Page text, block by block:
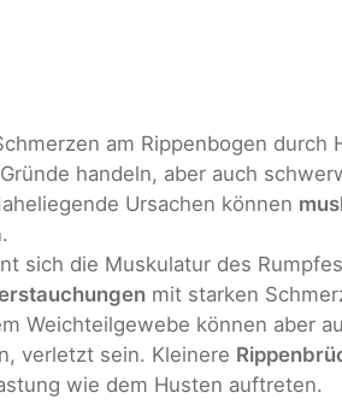
am Rippenbogen durch
handeln, aber auch
Ursachen können
sich die Muskulatur des
mit starken
Weichteilgewebe können aber
verletzt sein. Kleinere
wie dem Husten auftreten.